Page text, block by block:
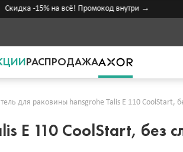
-15% на всё! Промокод внутри →
РАСПРОДАЖА
для раковины hansgrohe Talis E 110 CoolStart,
E 110 CoolStart, без